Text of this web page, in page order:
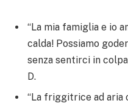
“La mia famiglia e io
calda! Possiamo
senza sentirci in
D.
“La friggitrice ad aria